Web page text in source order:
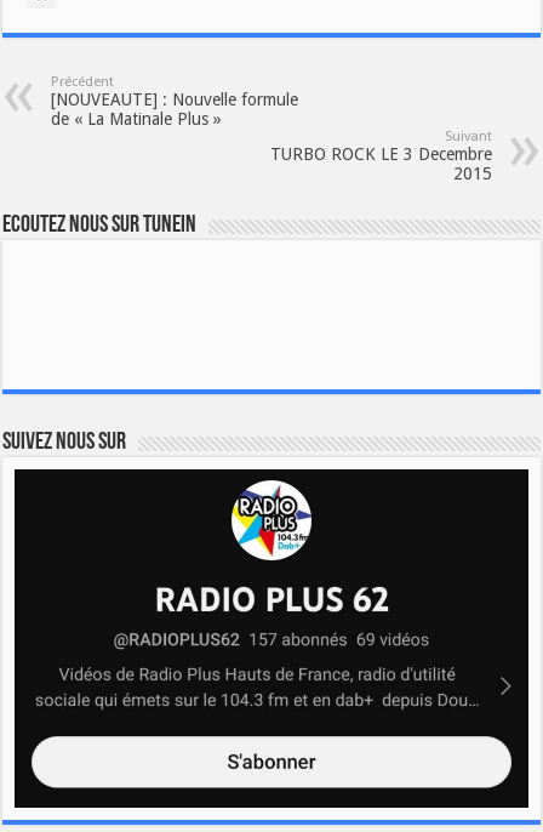
Précédent
[NOUVEAUTE] : Nouvelle formule
de « La Matinale Plus »
Suivant
TURBO ROCK LE 3 Decembre
2015
Ecoutez nous sur TuneIn
Suivez nous sur